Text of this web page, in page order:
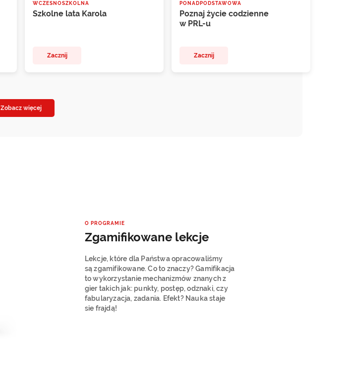
WCZESNOSZKOLNA
Szkolne lata Karola
Zacznij
PONADPODSTAWOWA
Poznaj życie codzienne
w PRL-u
Zacznij
Zobacz więcej
O PROGRAMIE
Zgamifikowane lekcje
Lekcje, które dla Państwa opracowaliśmy
są zgamifikowane. Co to znaczy? Gamifikacja
to wykorzystanie mechanizmów znanych z
gier takich jak: punkty, postęp, odznaki, czy
fabularyzacja, zadania. Efekt? Nauka staje
sie frajdą!